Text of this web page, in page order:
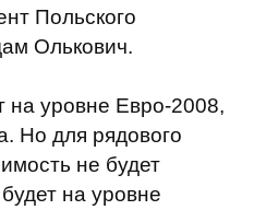
Польского
Олькович.
на уровне Евро-2008,
Но для рядового
не будет
на уровне